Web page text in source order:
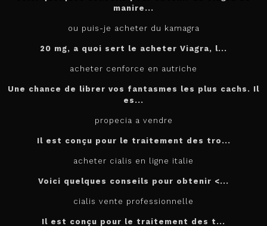
manire...
ou puis-je acheter du kamagra
20 mg, a quoi sert le acheter Viagra, l...
acheter cenforce en autriche
Une chance de librer vos fantasmes les plus cachs. Il
es...
propecia a vendre
Il est conçu pour le traitement des tro...
acheter cialis en ligne italie
Voici quelques conseils pour obtenir <...
cialis vente professionnelle
Il est conçu pour le traitement des t...